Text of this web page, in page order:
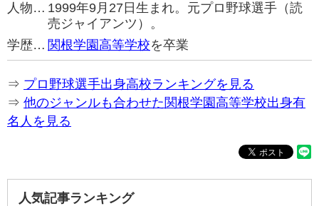
人物… 1999年9月27日生まれ。元プロ野球選手（読
売ジャイアンツ）。
学歴… 関根学園高等学校を卒業
⇒ プロ野球選手出身高校ランキングを見る
⇒ 他のジャンルも合わせた関根学園高等学校出身有
名人を見る
人気記事ランキング